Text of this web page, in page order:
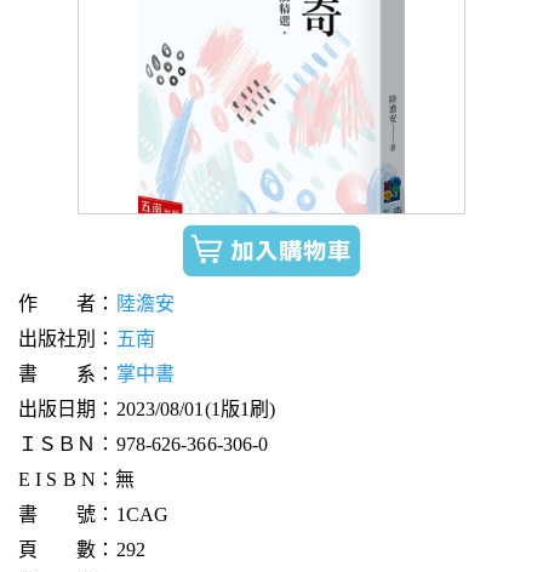
作 者： 陸澹安
出版社別： 五南
書 系： 掌中書
出版日期：2023/08/01(1版1刷)
ＩＳＢＮ：978-626-366-306-0
E I S B N：無
書 號：1CAG
頁 數：292